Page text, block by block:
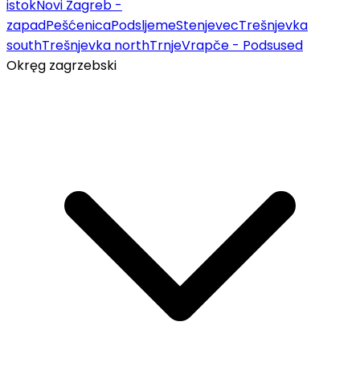
istokNovi Zagreb -
zapadPešćenicaPodsljemeStenjevecTrešnjevka
southTrešnjevka northTrnjeVrapče - Podsused
Okręg zagrzebski